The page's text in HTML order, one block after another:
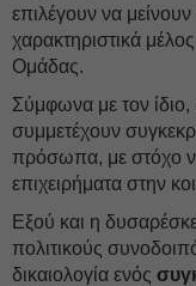
επιλέγουν να μείνουν
χαρακτηριστικά
Ομάδας.
Σύμφωνα με τον ίδιο,
συμμετέχουν
πρόσωπα, με στόχο
επιχειρήματα στην
Εξού και η
πολιτικούς
δικαιολογία ενός